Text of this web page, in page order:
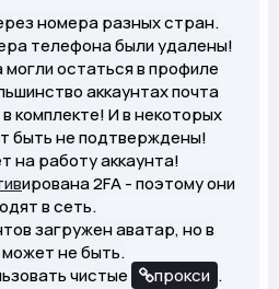
номера разных стран.
телефона были удалены!
остаться в профиле
аккаунтах почта
комплекте! И в некоторых
быть не подтверждены!
на работу аккаунта!
ирована 2FA - поэтому они
в сеть.
загружен аватар, но в
не быть.
чистые
прокси .